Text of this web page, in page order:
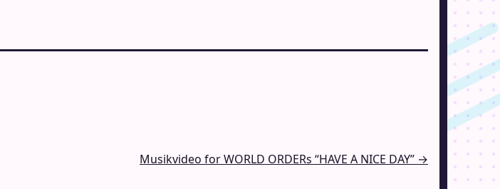
Musikvideo for WORLD ORDERs “HAVE A NICE DAY” →